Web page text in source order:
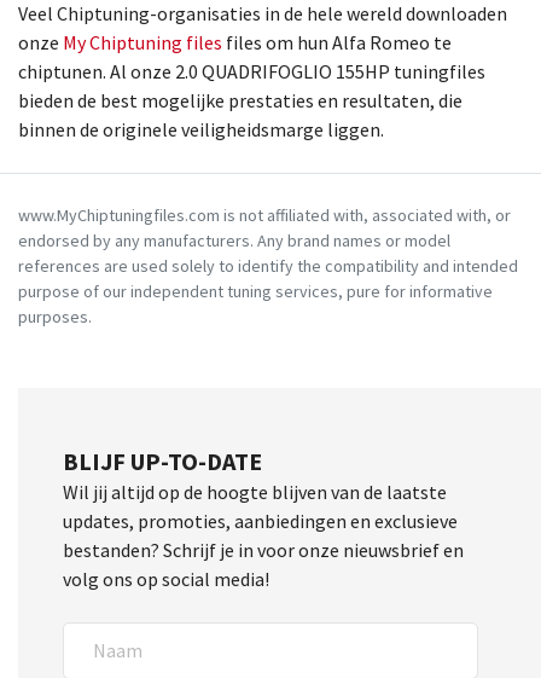
Veel Chiptuning-organisaties in de hele wereld downloaden
onze My Chiptuning files files om hun Alfa Romeo te
chiptunen. Al onze 2.0 QUADRIFOGLIO 155HP tuningfiles
bieden de best mogelijke prestaties en resultaten, die
binnen de originele veiligheidsmarge liggen.
www.MyChiptuningfiles.com is not affiliated with, associated with, or
endorsed by any manufacturers. Any brand names or model
references are used solely to identify the compatibility and intended
purpose of our independent tuning services, pure for informative
purposes.
BLIJF UP-TO-DATE
Wil jij altijd op de hoogte blijven van de laatste
updates, promoties, aanbiedingen en exclusieve
bestanden? Schrijf je in voor onze nieuwsbrief en
volg ons op social media!